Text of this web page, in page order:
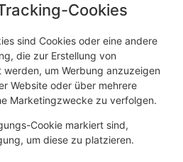
Cookies
sind Cookies oder eine andere
die zur Erstellung von
um Werbung anzuzeigen
Website oder über mehrere
Marketingzwecke zu verfolgen.
Cookie markiert sind,
um diese zu platzieren.